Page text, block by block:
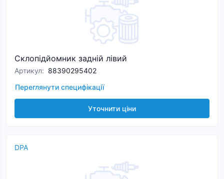
Склопідйомник задній лівий
Артикул: 88390295402
Переглянути специфікації
Уточнити ціни
DPA